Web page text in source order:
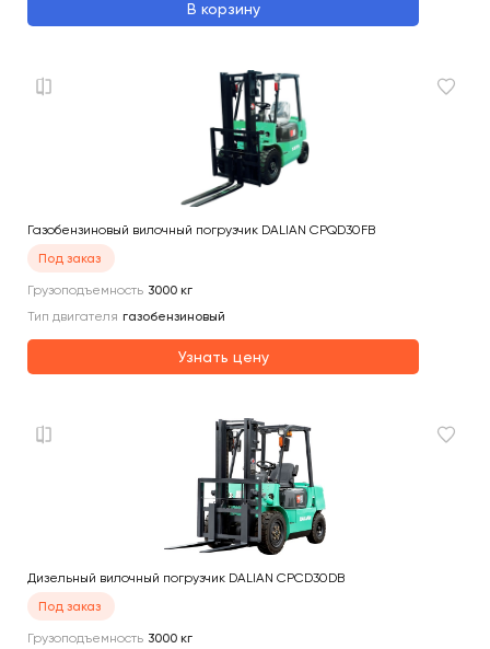
В корзину
Газобензиновый вилочный погрузчик DALIAN CPQD30FB
Под заказ
Грузоподъемность 3000 кг
Тип двигателя газобензиновый
Узнать цену
Дизельный вилочный погрузчик DALIAN CPCD30DB
Под заказ
Грузоподъемность 3000 кг